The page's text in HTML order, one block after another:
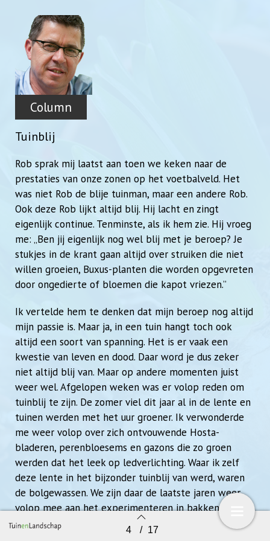
Terug naar overzicht 4 / 17
Column
Tuinblij
Rob sprak mij laatst aan toen we keken naar de
prestaties van onze zonen op het voetbalveld. Het
was niet Rob de blije tuinman, maar een andere Rob.
Ook deze Rob lijkt altijd blij. Hij lacht en zingt
eigenlijk continue. Tenminste, als ik hem zie. Hij vroeg
me: „Ben jij eigenlijk nog wel blij met je beroep? Je
stukjes in de krant gaan altijd over struiken die niet
willen groeien, Buxus-planten die worden opgevreten
door ongedierte of bloemen die kapot vriezen.”
Ik vertelde hem te denken dat mijn beroep nog altijd
mijn passie is. Maar ja, in een tuin hangt toch ook
altijd een soort van spanning. Het is er vaak een
kwestie van leven en dood. Daar word je dus zeker
niet altijd blij van. Maar op andere momenten juist
weer wel. Afgelopen weken was er volop reden om
tuinblij te zijn. De zomer viel dit jaar al in de lente en
tuinen werden met het uur groener. Ik verwonderde
me weer volop over zich ontvouwende Hosta-
bladeren, perenbloesems en gazons die zo groen
werden dat het leek op ledverlichting. Waar ik zelf
deze lente in het bijzonder tuinblij van werd, waren
de bolgewassen. We zijn daar de laatste jaren weer
volop mee aan het experimenteren in bakken en
borders. Bij alle klanten waar we in het najaar bakken